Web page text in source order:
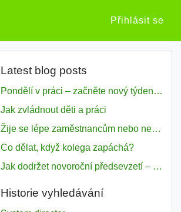
Přihlásit se
Latest blog posts
Pondělí v práci – začněte nový týden s motivací
Jak zvládnout děti a práci
Žije se lépe zaměstnancům nebo nezavislým pracovníkům
Co dělat, když kolega zapáchá?
Jak dodržet novoroční předsevzetí – naše tipy pro dobrý začátek roku 2018
Historie vyhledávání